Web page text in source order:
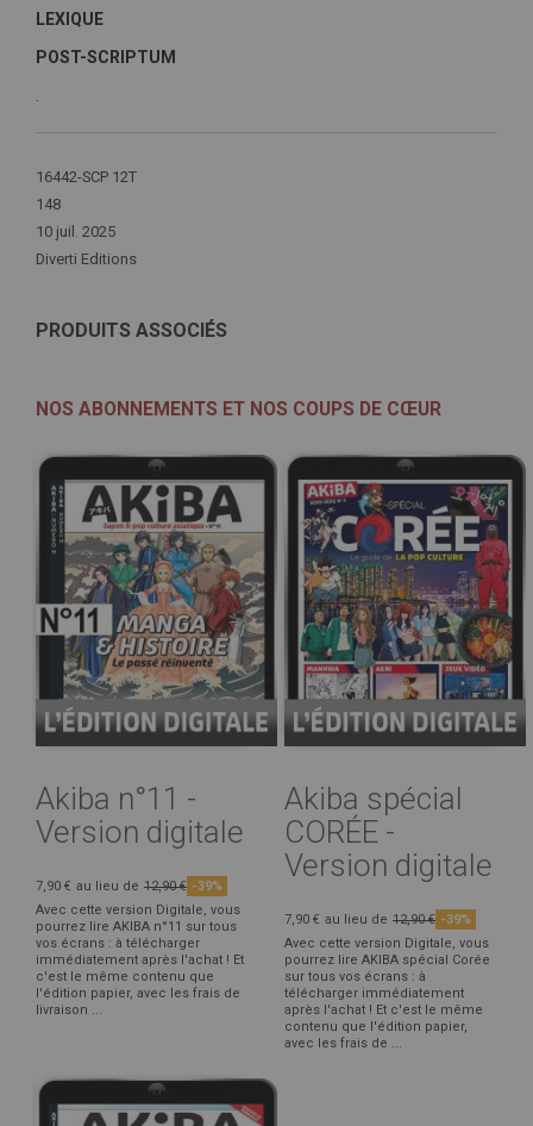
LEXIQUE
POST-SCRIPTUM
Plus
d'infos
16442-SCP 12T
148
10 juil. 2025
Diverti Editions
PRODUITS ASSOCIÉS
NOS ABONNEMENTS ET NOS COUPS DE CŒUR
Akiba n°11 -
Version digitale
7,90 € au lieu de 12,90 € -39%
Avec cette version Digitale, vous
pourrez lire AKIBA n°11 sur tous
vos écrans : à télécharger
immédiatement après l'achat ! Et
c'est le même contenu que
l'édition papier, avec les frais de
livraison ...
Akiba spécial
CORÉE -
Version digitale
7,90 € au lieu de 12,90 € -39%
Avec cette version Digitale, vous
pourrez lire AKIBA spécial Corée
sur tous vos écrans : à
télécharger immédiatement
après l'achat ! Et c'est le même
contenu que l'édition papier,
avec les frais de ...